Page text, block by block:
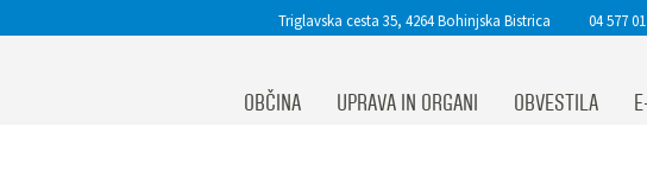
Triglavska cesta 35, 4264 Bohinjska Bistrica 04 577
OBČINA UPRAVA IN ORGANI OBVESTILA